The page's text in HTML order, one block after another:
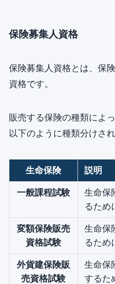
保険募集人資格
保険募集人資格とは、保
資格です。
販売する保険の種類によ
以下のように種類分けされ
生命保険 説明
一般課程試験
生命保
るため
変額保険販売
資格試験
生命保
るため
外貨建保険販
売資格試験
生命保
するた